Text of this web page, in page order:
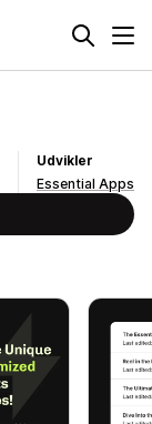
Udvikler
Essential Apps